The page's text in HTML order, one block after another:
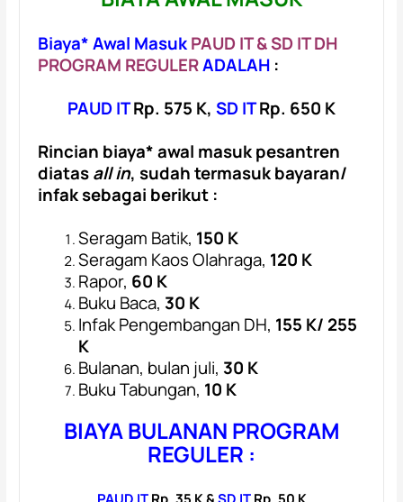
Biaya* Awal MasukPAUD IT & SD ITDH
PROGRAM REGULERADALAH :
PAUD ITRp. 575 K, SD ITRp. 650 K
Rincian biaya* awal masuk pesantren
diatasall in, sudah termasuk bayaran/
infak sebagai berikut :
Seragam Batik, 150 K
Seragam Kaos Olahraga, 120 K
Rapor, 60 K
Buku Baca, 30 K
Infak Pengembangan DH, 155 K/ 255
K
Bulanan, bulan juli, 30 K
Buku Tabungan, 10 K
BIAYA BULANAN PROGRAM
REGULER :